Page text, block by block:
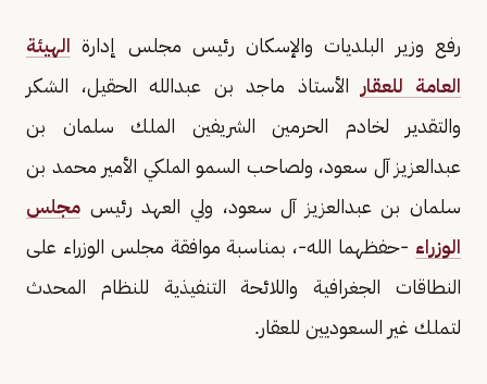
رفع وزير البلديات والإسكان رئيس مجلس إدارة الهيئة
العامة للعقار الأستاذ ماجد بن عبدالله الحقيل، الشكر
والتقدير لخادم الحرمين الشريفين الملك سلمان بن
عبدالعزيز آل سعود، ولصاحب السمو الملكي الأمير محمد بن
سلمان بن عبدالعزيز آل سعود، ولي العهد رئيس مجلس
الوزراء -حفظهما الله-، بمناسبة موافقة مجلس الوزراء على
النطاقات الجغرافية واللائحة التنفيذية للنظام المحدث
لتملك غير السعوديين للعقار.